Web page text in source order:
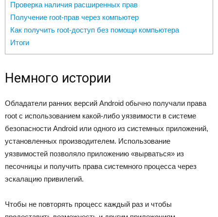
Проверка наличия расширенных прав
Получение root-прав через компьютер
Как получить root-доступ без помощи компьютера
Итоги
Немного истории
Обладатели ранних версий Android обычно получали права
root с использованием какой-либо уязвимости в системе
безопасности Android или одного из системных приложений,
установленных производителем. Использование
уязвимостей позволяло приложению «вырваться» из
песочницы и получить права системного процесса через
эскалацию привилегий.
Чтобы не повторять процесс каждый раз и чтобы